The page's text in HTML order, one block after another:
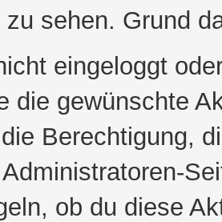
sehen. Grund
eingeloggt
die gewünschte
Berechtigung,
ob du diese